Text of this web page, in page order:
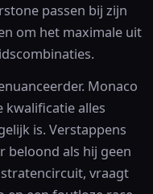
passen bij zijn
om het maximale uit
Monaco
kwalificatie alles
is. Verstappens
beloond als hij geen
vraagt